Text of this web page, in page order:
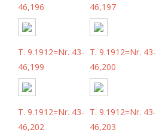
46,196
46,197
T. 9.1912=Nr. 43-
46,199
T. 9.1912=Nr. 43-
46,200
T. 9.1912=Nr. 43-
46,202
T. 9.1912=Nr. 43-
46,203